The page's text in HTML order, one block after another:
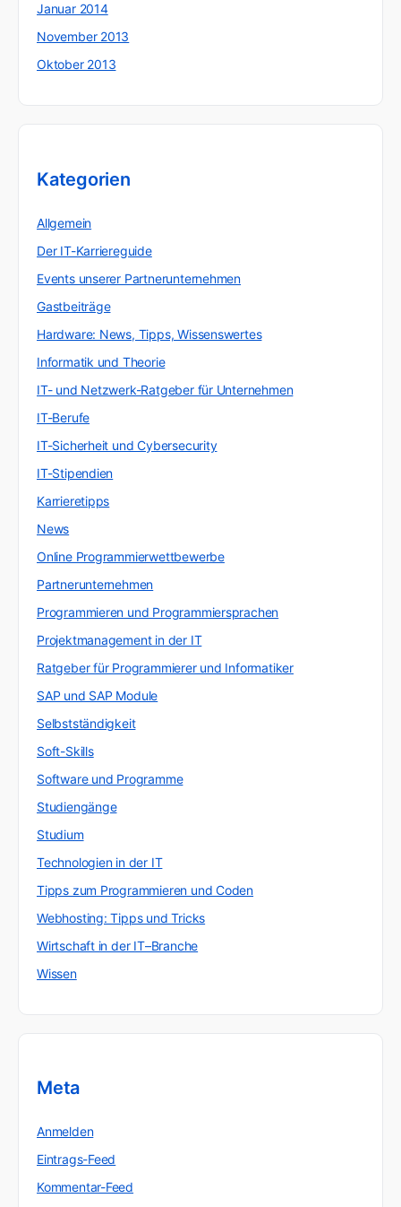
Januar 2014
November 2013
Oktober 2013
Kategorien
Allgemein
Der IT-Karriereguide
Events unserer Partnerunternehmen
Gastbeiträge
Hardware: News, Tipps, Wissenswertes
Informatik und Theorie
IT- und Netzwerk-Ratgeber für Unternehmen
IT-Berufe
IT-Sicherheit und Cybersecurity
IT-Stipendien
Karrieretipps
News
Online Programmierwettbewerbe
Partnerunternehmen
Programmieren und Programmiersprachen
Projektmanagement in der IT
Ratgeber für Programmierer und Informatiker
SAP und SAP Module
Selbstständigkeit
Soft-Skills
Software und Programme
Studiengänge
Studium
Technologien in der IT
Tipps zum Programmieren und Coden
Webhosting: Tipps und Tricks
Wirtschaft in der IT–Branche
Wissen
Meta
Anmelden
Eintrags-Feed
Kommentar-Feed